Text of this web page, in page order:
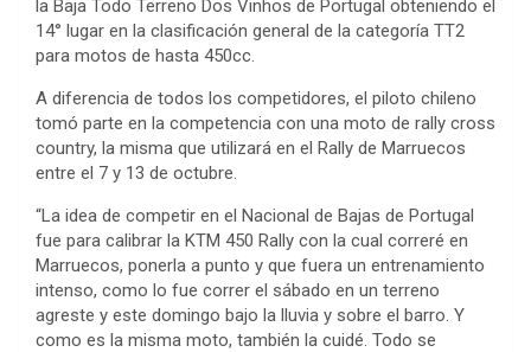
la Baja Todo Terreno Dos Vinhos de Portugal obteniendo el
14° lugar en la clasificación general de la categoría TT2
para motos de hasta 450cc.
A diferencia de todos los competidores, el piloto chileno
tomó parte en la competencia con una moto de rally cross
country, la misma que utilizará en el Rally de Marruecos
entre el 7 y 13 de octubre.
“La idea de competir en el Nacional de Bajas de Portugal
fue para calibrar la KTM 450 Rally con la cual correré en
Marruecos, ponerla a punto y que fuera un entrenamiento
intenso, como lo fue correr el sábado en un terreno
agreste y este domingo bajo la lluvia y sobre el barro. Y
como es la misma moto, también la cuidé. Todo se